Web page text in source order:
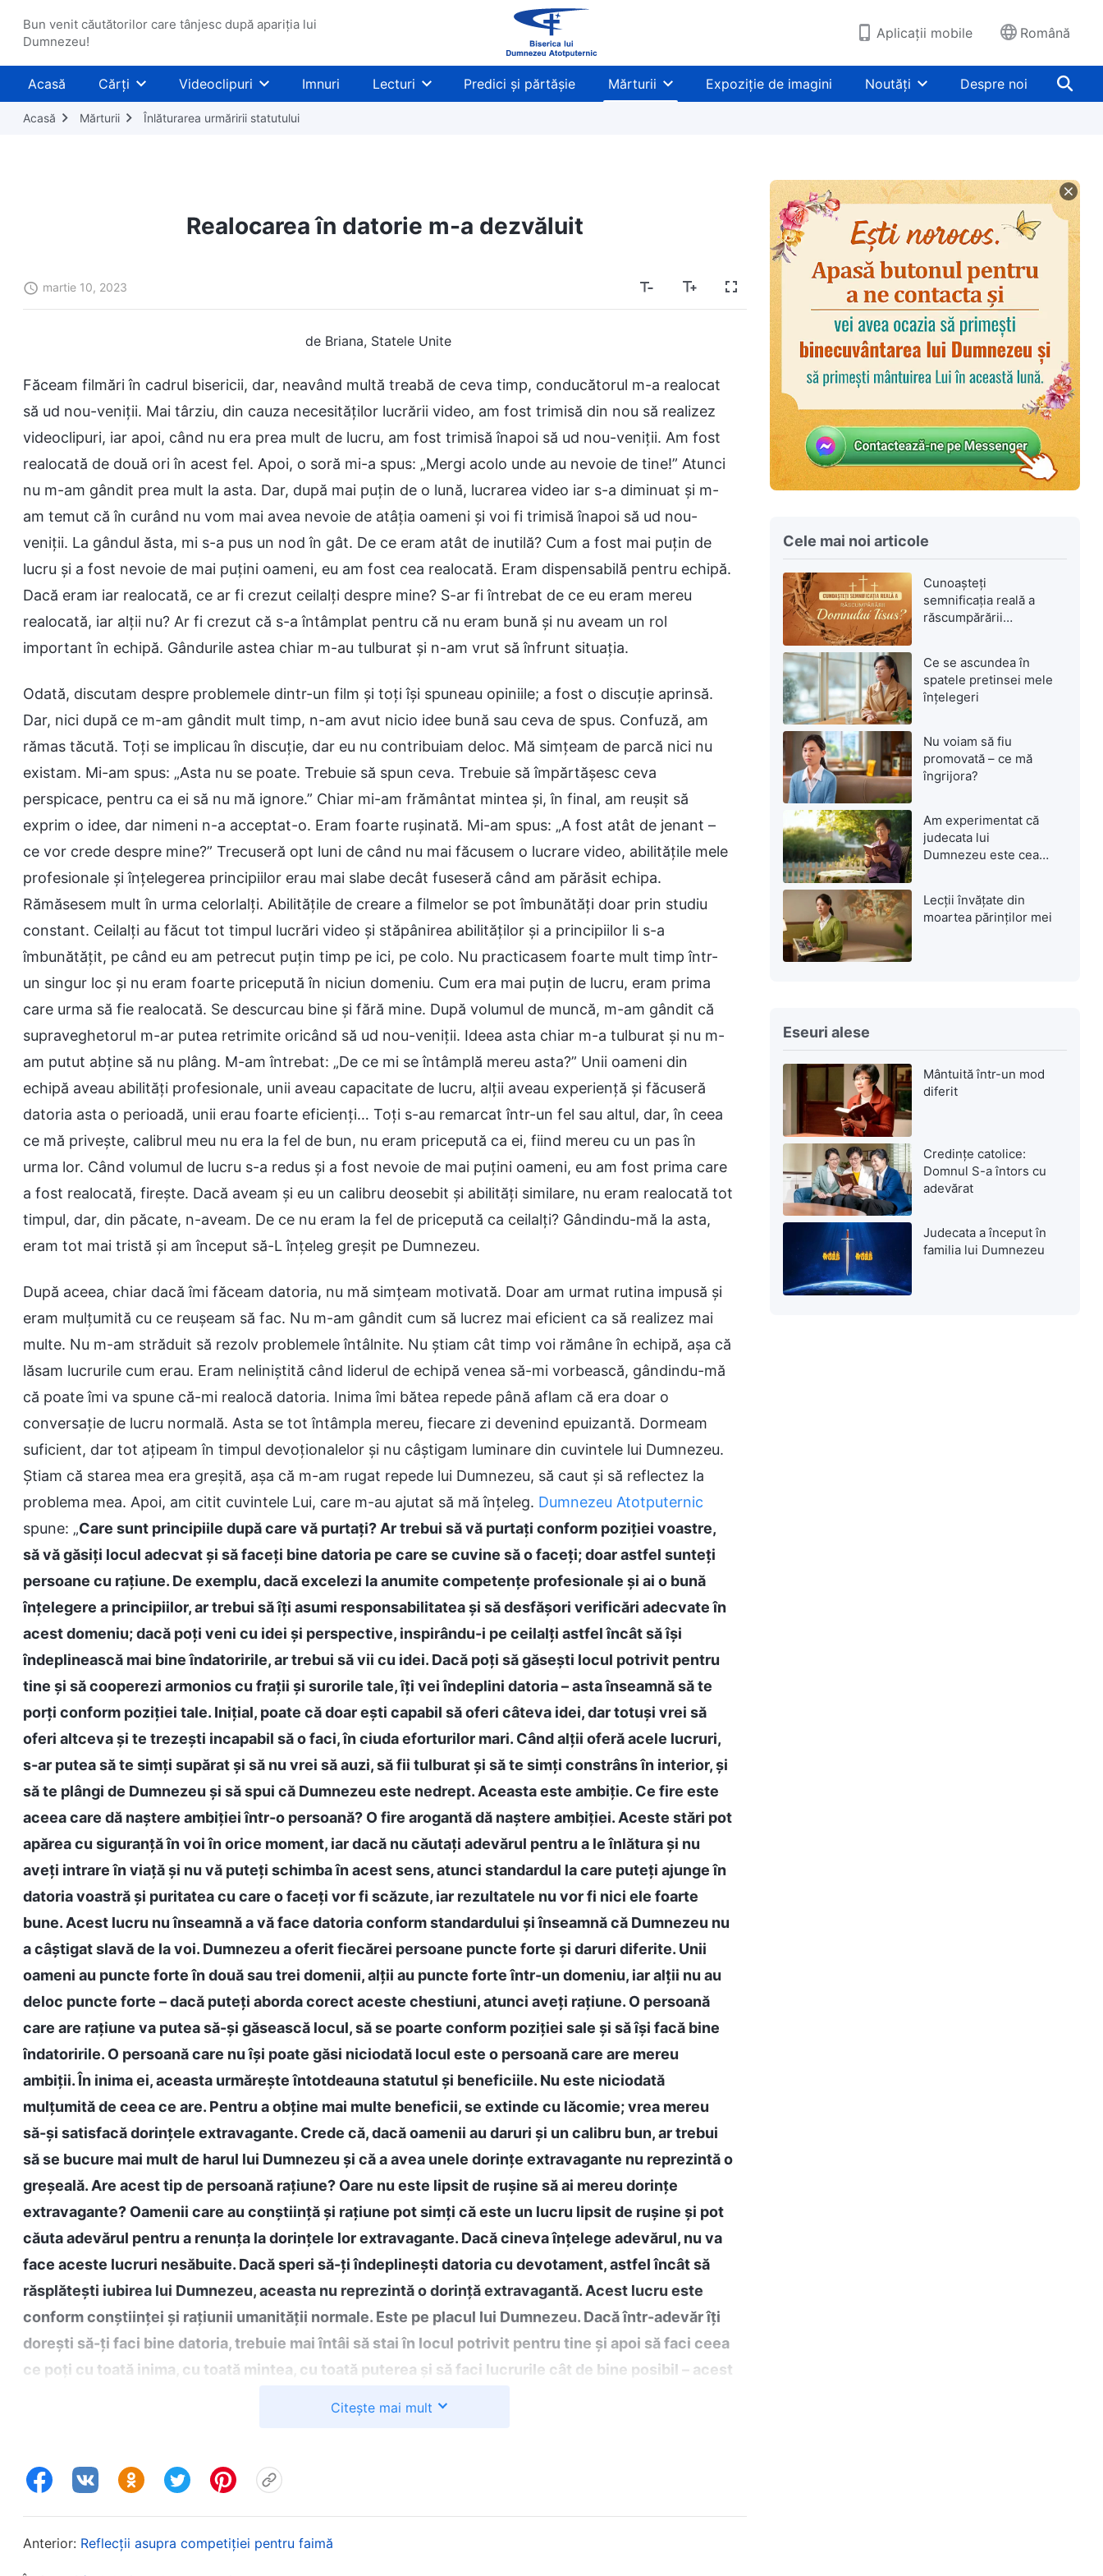
Bun venit căutătorilor care tânjesc după apariția lui
Dumnezeu!
Aplicații mobile Română
Acasă Cărți Videoclipuri Imnuri Lecturi Predici și părtășie Mărturii Expoziție de imagini Noutăți Despre noi
Acasă Mărturii Înlăturarea urmăririi statutului
Realocarea în datorie m-a dezvăluit
martie 10, 2023
de Briana, Statele Unite
Făceam filmări în cadrul bisericii, dar, neavând multă treabă de ceva timp, conducătorul m-a realocat
să ud nou-veniții. Mai târziu, din cauza necesităților lucrării video, am fost trimisă din nou să realizez
videoclipuri, iar apoi, când nu era prea mult de lucru, am fost trimisă înapoi să ud nou-veniții. Am fost
realocată de două ori în acest fel. Apoi, o soră mi-a spus: „Mergi acolo unde au nevoie de tine!” Atunci
nu m-am gândit prea mult la asta. Dar, după mai puțin de o lună, lucrarea video iar s-a diminuat și m-
am temut că în curând nu vom mai avea nevoie de atâția oameni și voi fi trimisă înapoi să ud nou-
veniții. La gândul ăsta, mi s-a pus un nod în gât. De ce eram atât de inutilă? Cum a fost mai puțin de
lucru și a fost nevoie de mai puțini oameni, eu am fost cea realocată. Eram dispensabilă pentru echipă.
Dacă eram iar realocată, ce ar fi crezut ceilalți despre mine? S-ar fi întrebat de ce eu eram mereu
realocată, iar alții nu? Ar fi crezut că s-a întâmplat pentru că nu eram bună și nu aveam un rol
important în echipă. Gândurile astea chiar m-au tulburat și n-am vrut să înfrunt situația.
Odată, discutam despre problemele dintr-un film și toți își spuneau opiniile; a fost o discuție aprinsă.
Dar, nici după ce m-am gândit mult timp, n-am avut nicio idee bună sau ceva de spus. Confuză, am
rămas tăcută. Toți se implicau în discuție, dar eu nu contribuiam deloc. Mă simțeam de parcă nici nu
existam. Mi-am spus: „Asta nu se poate. Trebuie să spun ceva. Trebuie să împărtășesc ceva
perspicace, pentru ca ei să nu mă ignore.” Chiar mi-am frământat mintea și, în final, am reușit să
exprim o idee, dar nimeni n-a acceptat-o. Eram foarte rușinată. Mi-am spus: „A fost atât de jenant –
ce vor crede despre mine?” Trecuseră opt luni de când nu mai făcusem o lucrare video, abilitățile mele
profesionale și înțelegerea principiilor erau mai slabe decât fuseseră când am părăsit echipa.
Rămăsesem mult în urma celorlalți. Abilitățile de creare a filmelor se pot îmbunătăți doar prin studiu
constant. Ceilalți au făcut tot timpul lucrări video și stăpânirea abilităților și a principiilor li s-a
îmbunătățit, pe când eu am petrecut puțin timp pe ici, pe colo. Nu practicasem foarte mult timp într-
un singur loc și nu eram foarte pricepută în niciun domeniu. Cum era mai puțin de lucru, eram prima
care urma să fie realocată. Se descurcau bine și fără mine. După volumul de muncă, m-am gândit că
supraveghetorul m-ar putea retrimite oricând să ud nou-veniții. Ideea asta chiar m-a tulburat și nu m-
am putut abține să nu plâng. M-am întrebat: „De ce mi se întâmplă mereu asta?” Unii oameni din
echipă aveau abilități profesionale, unii aveau capacitate de lucru, alții aveau experiență și făcuseră
datoria asta o perioadă, unii erau foarte eficienți… Toți s-au remarcat într-un fel sau altul, dar, în ceea
ce mă privește, calibrul meu nu era la fel de bun, nu eram pricepută ca ei, fiind mereu cu un pas în
urma lor. Când volumul de lucru s-a redus și a fost nevoie de mai puțini oameni, eu am fost prima care
a fost realocată, firește. Dacă aveam și eu un calibru deosebit și abilități similare, nu eram realocată tot
timpul, dar, din păcate, n-aveam. De ce nu eram la fel de pricepută ca ceilalți? Gândindu-mă la asta,
eram tot mai tristă și am început să-L înțeleg greșit pe Dumnezeu.
După aceea, chiar dacă îmi făceam datoria, nu mă simțeam motivată. Doar am urmat rutina impusă și
eram mulțumită cu ce reușeam să fac. Nu m-am gândit cum să lucrez mai eficient ca să realizez mai
multe. Nu m-am străduit să rezolv problemele întâlnite. Nu știam cât timp voi rămâne în echipă, așa că
lăsam lucrurile cum erau. Eram neliniștită când liderul de echipă venea să-mi vorbească, gândindu-mă
că poate îmi va spune că-mi realocă datoria. Inima îmi bătea repede până aflam că era doar o
conversație de lucru normală. Asta se tot întâmpla mereu, fiecare zi devenind epuizantă. Dormeam
suficient, dar tot ațipeam în timpul devoționalelor și nu câștigam luminare din cuvintele lui Dumnezeu.
Știam că starea mea era greșită, așa că m-am rugat repede lui Dumnezeu, să caut și să reflectez la
problema mea. Apoi, am citit cuvintele Lui, care m-au ajutat să mă înțeleg. Dumnezeu Atotputernic
spune: „Care sunt principiile după care vă purtați? Ar trebui să vă purtați conform poziției voastre,
să vă găsiți locul adecvat și să faceți bine datoria pe care se cuvine să o faceți; doar astfel sunteți
persoane cu rațiune. De exemplu, dacă excelezi la anumite competențe profesionale și ai o bună
înțelegere a principiilor, ar trebui să îți asumi responsabilitatea și să desfășori verificări adecvate în
acest domeniu; dacă poți veni cu idei și perspective, inspirându-i pe ceilalți astfel încât să își
îndeplinească mai bine îndatoririle, ar trebui să vii cu idei. Dacă poți să găsești locul potrivit pentru
tine și să cooperezi armonios cu frații și surorile tale, îți vei îndeplini datoria – asta înseamnă să te
porți conform poziției tale. Inițial, poate că doar ești capabil să oferi câteva idei, dar totuși vrei să
oferi altceva și te trezești incapabil să o faci, în ciuda eforturilor mari. Când alții oferă acele lucruri,
s-ar putea să te simți supărat și să nu vrei să auzi, să fii tulburat și să te simți constrâns în interior, și
să te plângi de Dumnezeu și să spui că Dumnezeu este nedrept. Aceasta este ambiție. Ce fire este
aceea care dă naștere ambiției într-o persoană? O fire arogantă dă naștere ambiției. Aceste stări pot
apărea cu siguranță în voi în orice moment, iar dacă nu căutați adevărul pentru a le înlătura și nu
aveți intrare în viață și nu vă puteți schimba în acest sens, atunci standardul la care puteți ajunge în
datoria voastră și puritatea cu care o faceți vor fi scăzute, iar rezultatele nu vor fi nici ele foarte
bune. Acest lucru nu înseamnă a vă face datoria conform standardului și înseamnă că Dumnezeu nu
a câștigat slavă de la voi. Dumnezeu a oferit fiecărei persoane puncte forte și daruri diferite. Unii
oameni au puncte forte în două sau trei domenii, alții au puncte forte într-un domeniu, iar alții nu au
deloc puncte forte – dacă puteți aborda corect aceste chestiuni, atunci aveți rațiune. O persoană
care are rațiune va putea să-și găsească locul, să se poarte conform poziției sale și să își facă bine
îndatoririle. O persoană care nu își poate găsi niciodată locul este o persoană care are mereu
ambiții. În inima ei, aceasta urmărește întotdeauna statutul și beneficiile. Nu este niciodată
mulțumită de ceea ce are. Pentru a obține mai multe beneficii, se extinde cu lăcomie; vrea mereu
să-și satisfacă dorințele extravagante. Crede că, dacă oamenii au daruri și un calibru bun, ar trebui
să se bucure mai mult de harul lui Dumnezeu și că a avea unele dorințe extravagante nu reprezintă o
greșeală. Are acest tip de persoană rațiune? Oare nu este lipsit de rușine să ai mereu dorințe
extravagante? Oamenii care au conștiință și rațiune pot simți că este un lucru lipsit de rușine și pot
căuta adevărul pentru a renunța la dorințele lor extravagante. Dacă cineva înțelege adevărul, nu va
face aceste lucruri nesăbuite. Dacă speri să-ți îndeplinești datoria cu devotament, astfel încât să
răsplătești iubirea lui Dumnezeu, aceasta nu reprezintă o dorință extravagantă. Acest lucru este
conform conștiinței și rațiunii umanității normale. Este pe placul lui Dumnezeu. Dacă într-adevăr îți
dorești să-ți faci bine datoria, trebuie mai întâi să stai în locul potrivit pentru tine și apoi să faci ceea
ce poți cu toată inima, cu toată mintea, cu toată puterea și să faci lucrurile cât de bine posibil – acest
descurajată fiindcă ambițiile și dorințele mele nu fuseseră îndeplinite. Ceilalți nu mă admirau sau
realocată de două ori și probabil urma o a treia realocare la nici o lună de la întoarcere. În situația asta,
Citește mai mult
Anterior: Reflecții asupra competiției pentru faimă
Cele mai noi articole
Cunoașteți
semnificația reală a
răscumpărării
Ce se ascundea în
spatele pretinsei mele
înțelegeri
Nu voiam să fiu
promovată – ce mă
îngrijora?
Am experimentat că
judecata lui
Dumnezeu este cea
Lecții învățate din
moartea părinților mei
Eseuri alese
Mântuită într-un mod
diferit
Credințe catolice:
Domnul S-a întors cu
adevărat
Judecata a început în
familia lui Dumnezeu